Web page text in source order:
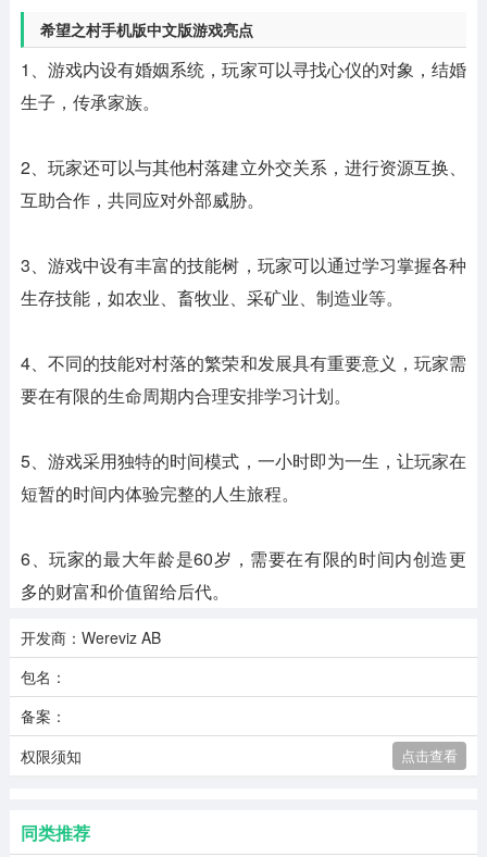
希望之村手机版中文版游戏亮点
1、游戏内设有婚姻系统，玩家可以寻找心仪的对象，结婚
生子，传承家族。
2、玩家还可以与其他村落建立外交关系，进行资源互换、
互助合作，共同应对外部威胁。
3、游戏中设有丰富的技能树，玩家可以通过学习掌握各种
生存技能，如农业、畜牧业、采矿业、制造业等。
4、不同的技能对村落的繁荣和发展具有重要意义，玩家需
要在有限的生命周期内合理安排学习计划。
5、游戏采用独特的时间模式，一小时即为一生，让玩家在
短暂的时间内体验完整的人生旅程。
6、玩家的最大年龄是60岁，需要在有限的时间内创造更
多的财富和价值留给后代。
开发商：Wereviz AB
包名：
备案：
权限须知
点击查看
同类推荐